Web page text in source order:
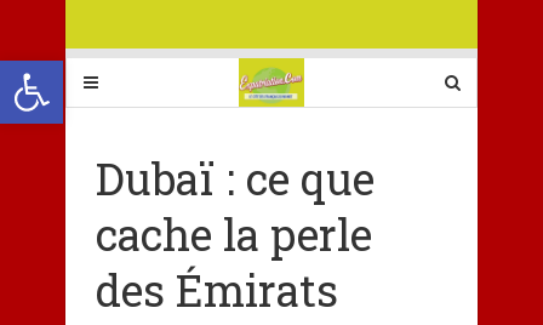
Ouvrir la barre d’outils
Dubaï : ce que
cache la perle
des Émirats